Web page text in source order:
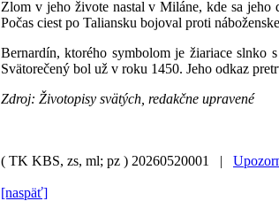
Zlom v jeho živote nastal v Miláne, kde sa jeho
Počas ciest po Taliansku bojoval proti
Bernardín, ktorého symbolom je žiariace slnko
Svätorečený bol už v roku 1450. Jeho odkaz
Zdroj: Životopisy svätých, redakčne upravené
( TK KBS, zs, ml; pz ) 20260520001 |
[naspäť]